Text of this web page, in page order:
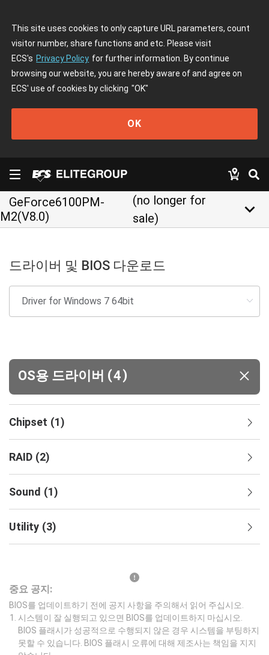
This site uses cookies to only capture URL parameters, count
visitor number, share functions and etc. Please visit
ECS's Privacy Policy for further information. By continue
browsing our website, you are hereby aware of and agree on
ECS' use of cookies by clicking "OK"
OK
GeForce6100PM-
M2(V8.0)
(no longer for
sale)
keyboard_arrow_down
드라이버 및 BIOS 다운로드
OS용 드라이버 (4)
Chipset (1)
RAID (2)
Sound (1)
Utility (3)
중요 공지:
BIOS를 업데이트하기 전에 공지 사항을 주의해서 읽어 주십시오.
시스템이 잘 실행되고 있으면 BIOS를 업데이트하지 마십시오.
BIOS 플래시가 성공적으로 수행되지 않은 경우 시스템을 부팅하지
못할 수 있습니다. BIOS 플래시 오류에 대해 제조사는 책임을 지지